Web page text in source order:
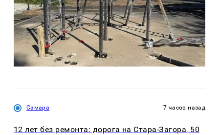
Самара 7 часов назад
12 лет без ремонта: дорога на Стара-Загора, 50